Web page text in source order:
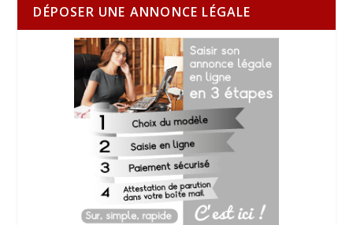
DÉPOSER UNE ANNONCE LÉGALE